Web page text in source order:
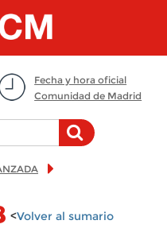
Fecha y hora oficial
Comunidad de Madrid
<Volver al sumario